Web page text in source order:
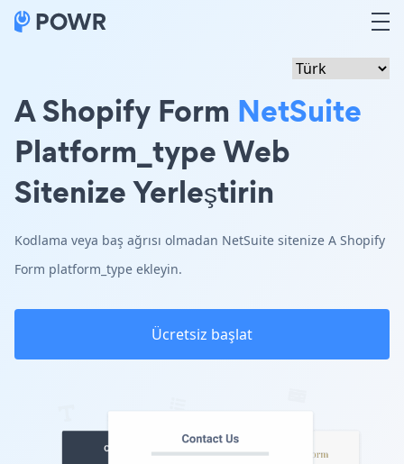
A Shopify Form NetSuite
Platform_type Web
Sitenize Yerleştirin
Kodlama veya baş ağrısı olmadan NetSuite sitenize A Shopify
Form platform_type ekleyin.
Ücretsiz başlat